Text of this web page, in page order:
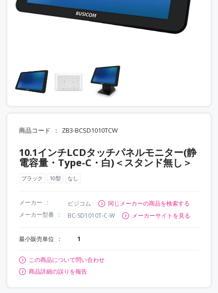
商品コード ZB3-BCSD1010TCW
10.1インチLCDタッチパネルモニター(静
電容量・Type-C・白)＜スタンド無し＞
ブラック 10型 なし
メーカー ビジコム
同じメーカーの商品を検索する
メーカー型番
BC-SD1010T-C-W メーカーサイトを見る
最小販売単位 1
この商品について問い合わせ
商品詳細の誤りを報告